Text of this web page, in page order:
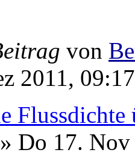
von
2011, 09:17
» Do 17.